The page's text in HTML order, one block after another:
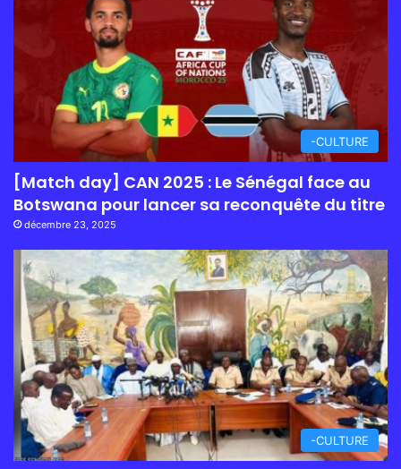
-CULTURE
[Match day] CAN 2025 : Le Sénégal face au
Botswana pour lancer sa reconquête du titre
décembre 23, 2025
-CULTURE